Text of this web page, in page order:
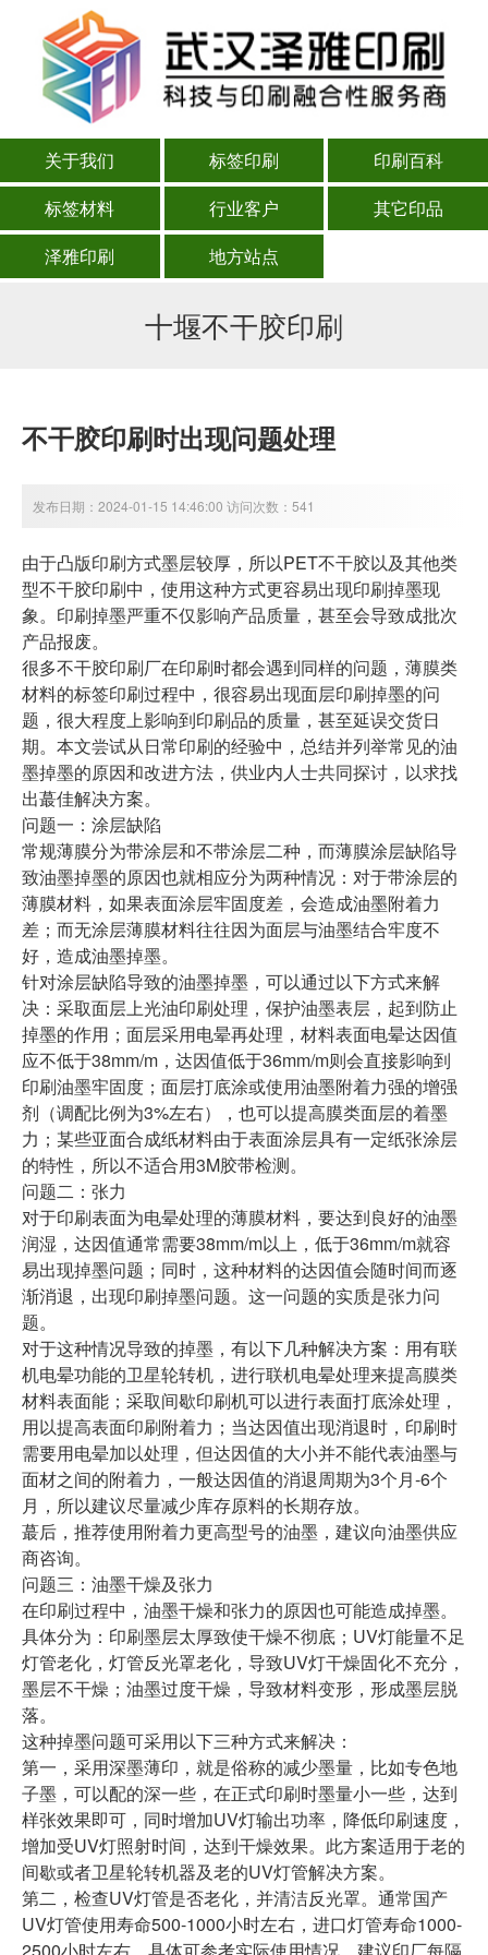
关于我们 标签印刷
印刷百科
标签材料
行业客户
其它印品
泽雅印刷
地方站点
十堰不干胶印刷
不干胶印刷时出现问题处理
发布日期：2024-01-15 14:46:00 访问次数：541
由于凸版印刷方式墨层较厚，所以PET不干胶以及其他类
型不干胶印刷中，使用这种方式更容易出现印刷掉墨现
象。印刷掉墨严重不仅影响产品质量，甚至会导致成批次
产品报废。
很多不干胶印刷厂在印刷时都会遇到同样的问题，薄膜类
材料的标签印刷过程中，很容易出现面层印刷掉墨的问
题，很大程度上影响到印刷品的质量，甚至延误交货日
期。本文尝试从日常印刷的经验中，总结并列举常见的油
墨掉墨的原因和改进方法，供业内人士共同探讨，以求找
出蕞佳解决方案。
问题一：涂层缺陷
常规薄膜分为带涂层和不带涂层二种，而薄膜涂层缺陷导
致油墨掉墨的原因也就相应分为两种情况：对于带涂层的
薄膜材料，如果表面涂层牢固度差，会造成油墨附着力
差；而无涂层薄膜材料往往因为面层与油墨结合牢度不
好，造成油墨掉墨。
针对涂层缺陷导致的油墨掉墨，可以通过以下方式来解
决：采取面层上光油印刷处理，保护油墨表层，起到防止
掉墨的作用；面层采用电晕再处理，材料表面电晕达因值
应不低于38mm/m，达因值低于36mm/m则会直接影响到
印刷油墨牢固度；面层打底涂或使用油墨附着力强的增强
剂（调配比例为3%左右），也可以提高膜类面层的着墨
力；某些亚面合成纸材料由于表面涂层具有一定纸张涂层
的特性，所以不适合用3M胶带检测。
问题二：张力
对于印刷表面为电晕处理的薄膜材料，要达到良好的油墨
润湿，达因值通常需要38mm/m以上，低于36mm/m就容
易出现掉墨问题；同时，这种材料的达因值会随时间而逐
渐消退，出现印刷掉墨问题。这一问题的实质是张力问
题。
对于这种情况导致的掉墨，有以下几种解决方案：用有联
机电晕功能的卫星轮转机，进行联机电晕处理来提高膜类
材料表面能；采取间歇印刷机可以进行表面打底涂处理，
用以提高表面印刷附着力；当达因值出现消退时，印刷时
需要用电晕加以处理，但达因值的大小并不能代表油墨与
面材之间的附着力，一般达因值的消退周期为3个月-6个
月，所以建议尽量减少库存原料的长期存放。
蕞后，推荐使用附着力更高型号的油墨，建议向油墨供应
商咨询。
问题三：油墨干燥及张力
在印刷过程中，油墨干燥和张力的原因也可能造成掉墨。
具体分为：印刷墨层太厚致使干燥不彻底；UV灯能量不足
灯管老化，灯管反光罩老化，导致UV灯干燥固化不充分，
墨层不干燥；油墨过度干燥，导致材料变形，形成墨层脱
落。
这种掉墨问题可采用以下三种方式来解决：
第一，采用深墨薄印，就是俗称的减少墨量，比如专色地
子墨，可以配的深一些，在正式印刷时墨量小一些，达到
样张效果即可，同时增加UV灯输出功率，降低印刷速度，
增加受UV灯照射时间，达到干燥效果。此方案适用于老的
间歇或者卫星轮转机器及老的UV灯管解决方案。
第二，检查UV灯管是否老化，并清洁反光罩。通常国产
UV灯管使用寿命500-1000小时左右，进口灯管寿命1000-